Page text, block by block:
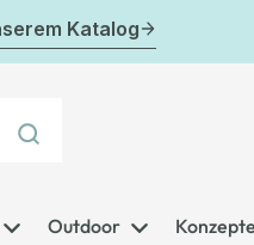
Katalog
Outdoor Konzepte